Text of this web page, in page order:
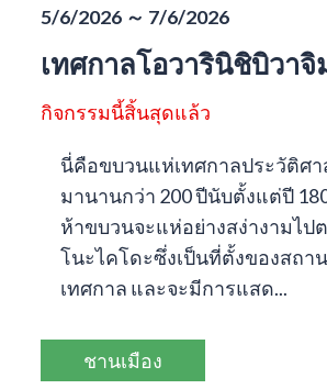
5/6/2026 ～ 7/6/2026
เทศกาลโอวารินิชิบิวาจิ
กิจกรรมนี้สิ้นสุดแล้ว
นี่คือขบวนแห่เทศกาลประวัติศ
มานานกว่า 200 ปีนับตั้งแต่ปี
ห้าขบวนจะแห่อย่างสง่างามไป
โนะไคโดะซึ่งเป็นที่ตั้งของสถา
เทศกาล และจะมีการแสด...
ชานเมือง